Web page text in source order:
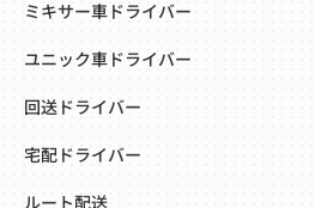
ミキサー車ドライバー
ユニック車ドライバー
回送ドライバー
宅配ドライバー
ルート配送